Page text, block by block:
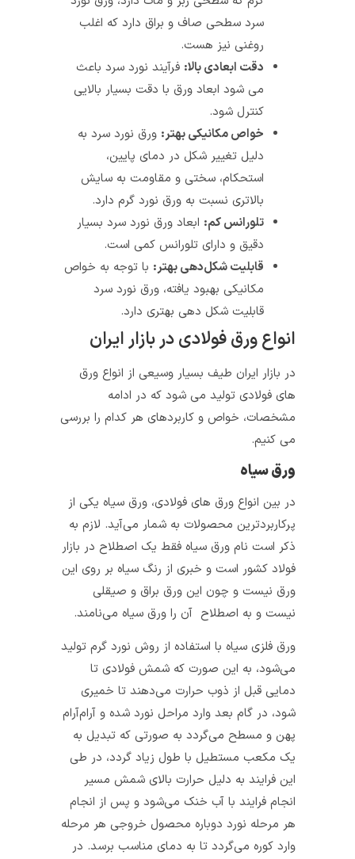
سرد سطحی صاف و براق دارد که اغلب
روغنی نیز هست.
دقت ابعادی بالا:فرآیند نورد سرد باعث
می‌ شود ابعاد ورق با دقت بسیار بالایی
کنترل شود.
خواص مکانیکی بهتر:ورق نورد سرد به
دلیل تغییر شکل در دمای پایین،
استحکام، سختی و مقاومت به سایش
بالاتری نسبت به ورق نورد گرم دارد.
تلورانس کم:ابعاد ورق نورد سرد بسیار
دقیق و دارای تلورانس کمی است.
قابلیت شکل‌دهی بهتر:با توجه به خواص
مکانیکی بهبود یافته، ورق نورد سرد
قابلیت شکل‌ دهی بهتری دارد.
انواع ورق فولادی در بازار ایران
در بازار ایران طیف بسیار وسیعی از انواع ورق
های فولادی تولید می شود که در ادامه
مشخصات، خواص و کاربردهای هر کدام را بررسی
ورق سیاه
در بین انواع ورق های فولادی، ورق سیاه یکی از
پرکاربرد‌ترین‌ محصولات به شمار می‌آید. لازم به
ذکر است نام ورق سیاه فقط یک اصطلاح در بازار
فولاد کشور است و خبری از رنگ سیاه بر روی این
ورق نیست و چون این ورق براق و صیقلی
نیست و به اصطلاح آن را ورق سیاه می‌نامند.
ورق فلزی سیاه با استفاده از روش نورد گرم تولید
می‌شود، به این صورت که شمش فولادی تا
دمایی قبل از ذوب حرارت می‌دهند تا خمیری
شود، در گام بعد وارد مراحل نورد شده و آرام‌آرام
پهن و مسطح می‌گردد به صورتی که تبدیل به
یک مکعب مستطیل با طول زیاد گردد، در طی
این فرایند به دلیل حرارت بالای شمش مسیر
انجام فرایند با آب خنک می‌شود و پس از انجام
هر مرحله نورد دوباره محصول خروجی هر مرحله
وارد کوره می‌گردد تا به دمای مناسب برسد. در